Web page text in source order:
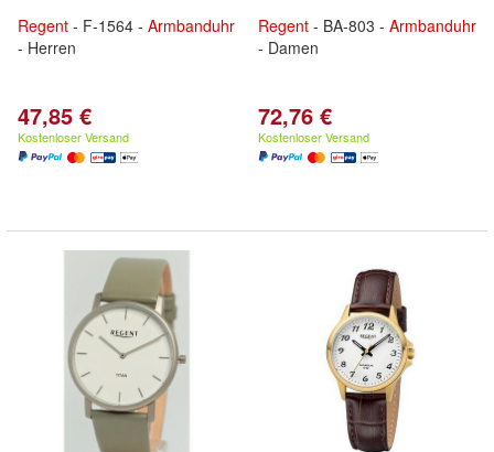
Regent - F-1564 - Armbanduhr
- Herren
47,85 €
Kostenloser Versand
Regent - BA-803 - Armbanduhr
- Damen
72,76 €
Kostenloser Versand